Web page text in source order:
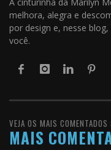
melhora, alegra e
por design e, nesse
você.
VEJA OS MAIS COMENTADOS
MAIS